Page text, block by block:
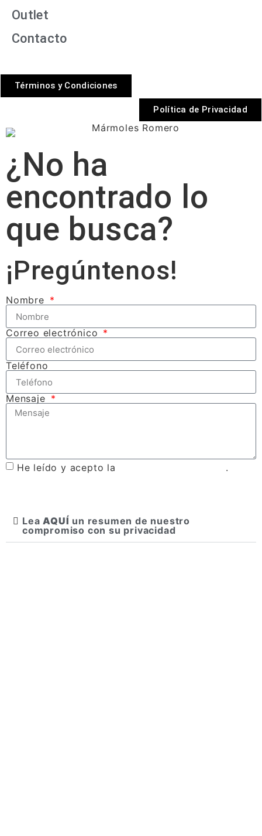
Outlet
Contacto
Términos y Condiciones
Política de Privacidad
¿No ha
encontrado lo
que busca?
¡Pregúntenos!
Nombre
Correo electrónico
Teléfono
Mensaje
He leído y acepto la
.
LeaAQUÍ un resumen de nuestro
compromiso con su privacidad